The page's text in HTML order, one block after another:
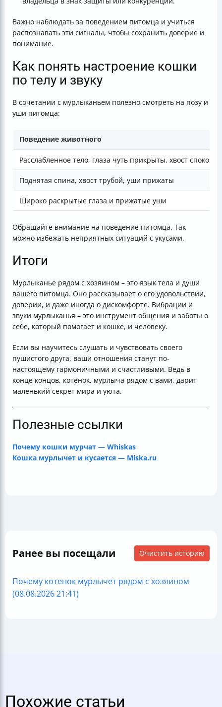
Важно наблюдать за поведением питомца и учиться
распознавать эти сигналы, чтобы сохранить доверие и
понимание.
Как понять настроение кошки
по телу и звуку
В сочетании с мурлыканьем полезно смотреть на позу и
уши питомца:
Поведение животного
Расслабленное тело, глаза чуть прикрыты, хвост
Поднятая спина, хвост трубой, уши прижаты
Широко раскрытые глаза и прижатые уши
Обращайте внимание на поведение питомца. Так
можно избежать неприятных ситуаций с укусами.
Итоги
Мурлыканье рядом с хозяином – это язык тела и души
вашего питомца. Оно рассказывает о его удовольствии,
доверии, и даже иногда о дискомфорте. Вибрации и
звуки мурлыканья – это инструмент общения и заботы о
себе, который помогает и кошке, и человеку.
Если вы научитесь слушать и чувствовать своего
пушистого друга, ваши отношения станут по-
настоящему гармоничными и счастливыми. Ведь в
конце концов, котёнок, мурлыча рядом с вами, дарит
маленький секрет мира и уюта.
Полезные ссылки
Почему кошки мурчат — Whiskas
Кошка мурлычет и кусается — Miska.ru
Ранее вы посещали Очистить историю
Почему котенок мурлычет рядом с хозяином
(08.08.2026 21:41)
Похожие статьи